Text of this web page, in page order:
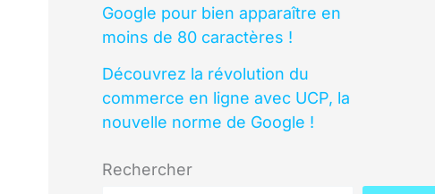
Google pour bien apparaître en
moins de 80 caractères !
Découvrez la révolution du
commerce en ligne avec UCP, la
nouvelle norme de Google !
Rechercher